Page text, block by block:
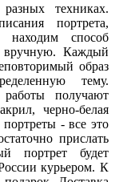
техниках.
портрета,
способ
вручную. Каждый
образ
тему.
работы получают
черно-белая
- все это
прислать
портрет будет
курьером. К